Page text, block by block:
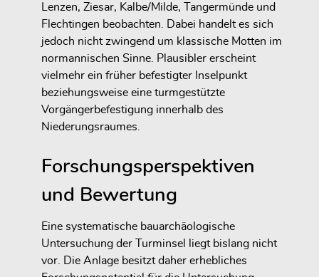
Lenzen, Ziesar, Kalbe/Milde, Tangermünde und
Flechtingen beobachten. Dabei handelt es sich
jedoch nicht zwingend um klassische Motten im
normannischen Sinne. Plausibler erscheint
vielmehr ein früher befestigter Inselpunkt
beziehungsweise eine turmgestützte
Vorgängerbefestigung innerhalb des
Niederungsraumes.
Forschungsperspektiven
und Bewertung
Eine systematische bauarchäologische
Untersuchung der Turminsel liegt bislang nicht
vor. Die Anlage besitzt daher erhebliches